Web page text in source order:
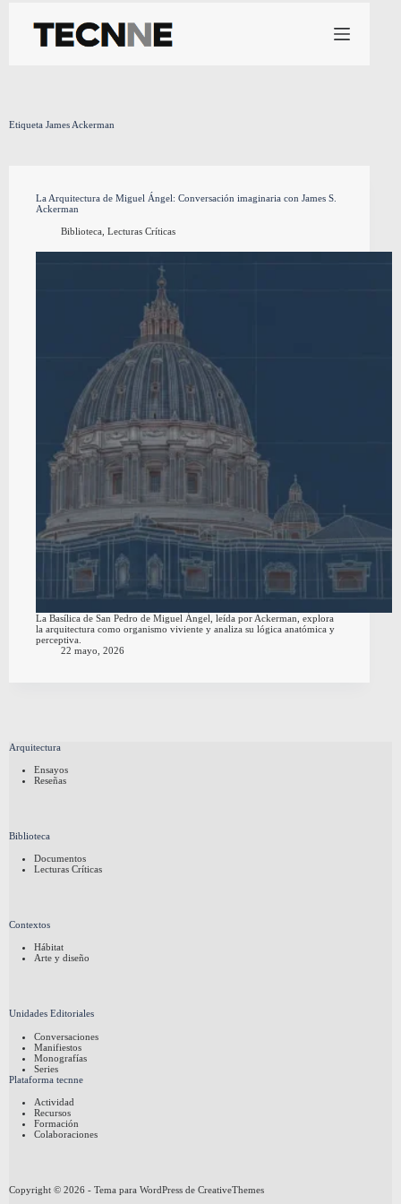
contenido
Etiqueta James Ackerman
La Arquitectura de Miguel Ángel: Conversación imaginaria con James S.
Ackerman
Biblioteca, Lecturas Críticas
La Basílica de San Pedro de Miguel Ángel, leída por Ackerman, explora
la arquitectura como organismo viviente y analiza su lógica anatómica y
perceptiva.
22 mayo, 2026
Arquitectura
Ensayos
Reseñas
Biblioteca
Documentos
Lecturas Críticas
Contextos
Hábitat
Arte y diseño
Unidades Editoriales
Conversaciones
Manifiestos
Monografías
Series
Plataforma tecnne
Actividad
Recursos
Formación
Colaboraciones
Copyright © 2026 - Tema para WordPress de CreativeThemes